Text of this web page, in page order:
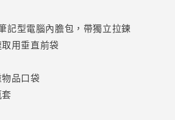
記型電腦內膽包，帶獨立拉鍊
用垂直前袋
品口袋